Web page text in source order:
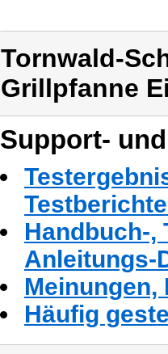
Tornwald-
Grillpfanne
Support-
Handbuch-,
Anleitungs-
Häufig